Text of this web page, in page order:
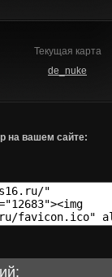
Текущая карта
de_nuke
на вашем сайте: